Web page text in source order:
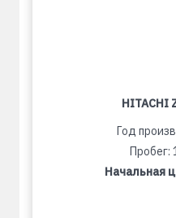
HITACHI
Год
Пробег:
Начальная